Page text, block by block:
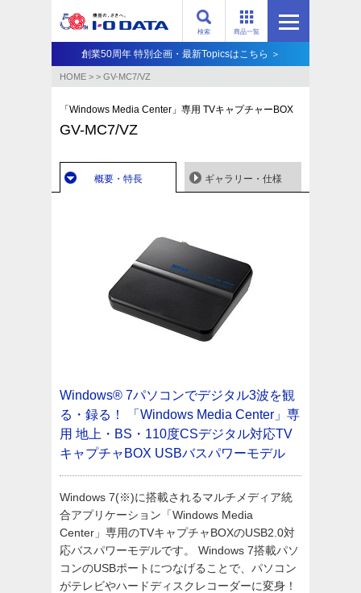
商品一覧
検索
創業50周年 特別企画・最新Topicsはこちら ＞
HOME > > GV-MC7/VZ
「Windows Media Center」専用 TVキャプチャーBOX
GV-MC7/VZ
概要・特長 ギャラリー・仕様
Windows® 7パソコンでデジタル3波を観
る・録る！
「Windows Media Center」専
用 地上・BS・110度CSデジタル対応TV
キャプチャBOX USBバスパワーモデル
Windows 7(※)に搭載されるマルチメディア統
合アプリケーション「Windows Media
Center」専用のTVキャプチャBOXのUSB2.0対
応バスパワーモデルです。 Windows 7搭載パソ
コンのUSBポートにつなげることで、パソコン
がテレビやハードディスクレコーダーに変身！